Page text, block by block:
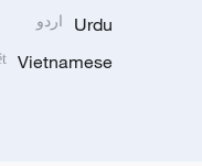
Urdu اردو
Vietnamese